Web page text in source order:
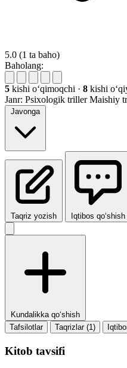
5.0 (1 ta baho)
Baholang:
5 kishi oʻqimoqchi · 8 kishi
Janr: Psixologik triller Maishiy
Javonga
Taqriz yozish Iqtibos qo‘shish
Kundalikka qo‘shish
Tafsilotlar
Taqrizlar (1)
Kitob tavsifi